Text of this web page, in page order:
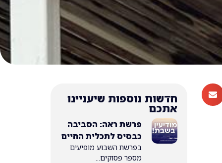
חדשות נוספות שיעניינו
אתכם
פרשת ראה: הסביבה
כבסיס לתכלית החיים
בפרשת השבוע מופיעים
מספר פסוקים...